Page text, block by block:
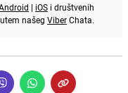
| iOS i društvenih
našeg ViberChata.